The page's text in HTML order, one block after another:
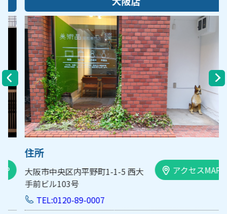
住所
大阪市中央区内平野町1-1-5 西大
手前ビル103号
アクセスMAP
TEL:0120-89-0007